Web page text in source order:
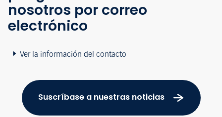
nosotros por correo
electrónico
Ver la información del contacto
Suscríbase a nuestras noticias